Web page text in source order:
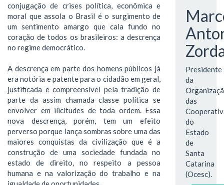
conjugação de crises política, econômica e
moral que assola o Brasil é o surgimento de
um sentimento amargo que cala fundo no
coração de todos os brasileiros: a descrença
no regime democrático.
A descrença em parte dos homens públicos já
era notória e patente para o cidadão em geral,
justificada e compreensível pela tradição de
parte da assim chamada classe política se
envolver em ilicitudes de toda ordem. Essa
nova descrença, porém, tem um efeito
perverso porque lança sombras sobre uma das
maiores conquistas da civilização que é a
construção de uma sociedade fundada no
estado de direito, no respeito a pessoa
humana e na valorização do trabalho e na
Presidente
da
das
do
Estado
de
Santa
Catarina
(Ocesc).